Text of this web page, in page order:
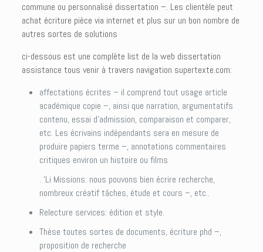
commune ou personnalisé dissertation –. Les clientèle peut
achat écriture pièce via internet et plus sur un bon nombre de
autres sortes de solutions
ci-dessous est une complète list de la web dissertation
assistance tous venir à travers navigation supertexte.com:
affectations écrites – il comprend tout usage article
académique copie –, ainsi que narration, argumentatifs
contenu, essai d’admission, comparaison et comparer,
etc. Les écrivains indépendants sera en mesure de
produire papiers terme –, annotations commentaires
critiques environ un histoire ou films
. ‘Li Missions: nous pouvons bien écrire recherche,
nombreux créatif tâches, étude et cours –, etc..
Relecture services: édition et style.
Thèse toutes sortes de documents, écriture phd –,
proposition de recherche